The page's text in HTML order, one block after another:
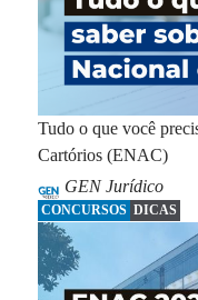
Tudo o que você
Cartórios (ENAC)
GEN Jurídico
CONCURSOS DICAS